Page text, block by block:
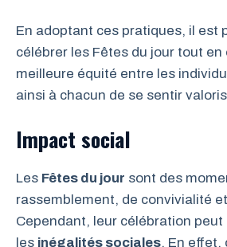
En adoptant ces pratiques, il est
célébrer les Fêtes du jour tout
meilleure équité entre les
ainsi à chacun de se sentir
Impact social
Les Fêtes du jour sont des
rassemblement, de convivialité
Cependant, leur célébration
les inégalités sociales. En